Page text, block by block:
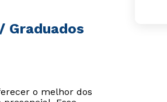
Graduados
o melhor dos